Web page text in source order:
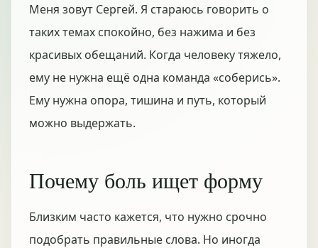
Меня зовут Сергей. Я стараюсь говорить о
таких темах спокойно, без нажима и без
красивых обещаний. Когда человеку тяжело,
ему не нужна ещё одна команда «соберись».
Ему нужна опора, тишина и путь, который
можно выдержать.
Почему боль ищет форму
Близким часто кажется, что нужно срочно
подобрать правильные слова. Но иногда